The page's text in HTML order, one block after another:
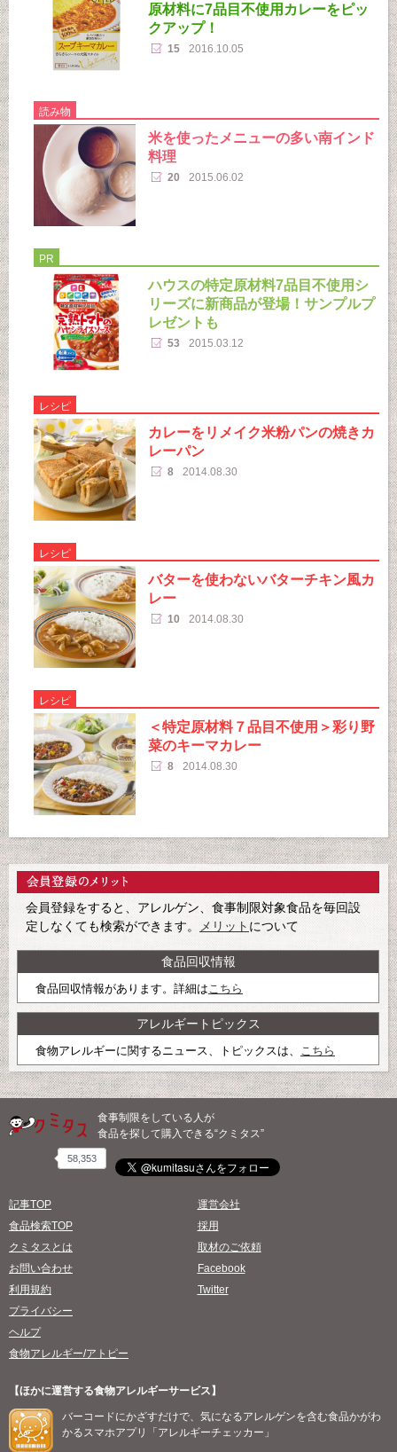
原材料に7品目不使用カレーをピッ
クアップ！
15 2016.10.05
読み物
米を使ったメニューの多い南インド
料理
20 2015.06.02
PR
ハウスの特定原材料7品目不使用シ
リーズに新商品が登場！サンプルプ
レゼントも
53 2015.03.12
レシピ
カレーをリメイク米粉パンの焼きカ
レーパン
8 2014.08.30
レシピ
バターを使わないバターチキン風カ
レー
10 2014.08.30
レシピ
＜特定原材料７品目不使用＞彩り野
菜のキーマカレー
8 2014.08.30
会員登録をすると、アレルゲン、食事制限対象食品を毎回設
定しなくても検索ができます。
メリット について
食品回収情報
食品回収情報があります。詳細はこちら
アレルギートピックス
食物アレルギーに関するニュース、トピックスは、 こちら
食事制限をしている人が
食品を探して購入できる“クミタス”
58,353
記事TOP
食品検索TOP
クミタスとは
お問い合わせ
利用規約
プライバシー
ヘルプ
食物アレルギー/アトピー
運営会社
採用
取材のご依頼
Facebook
Twitter
【ほかに運営する食物アレルギーサービス】
バーコードにかざすだけで、気になるアレルゲンを含む食品かがわ
かるスマホアプリ「アレルギーチェッカー」